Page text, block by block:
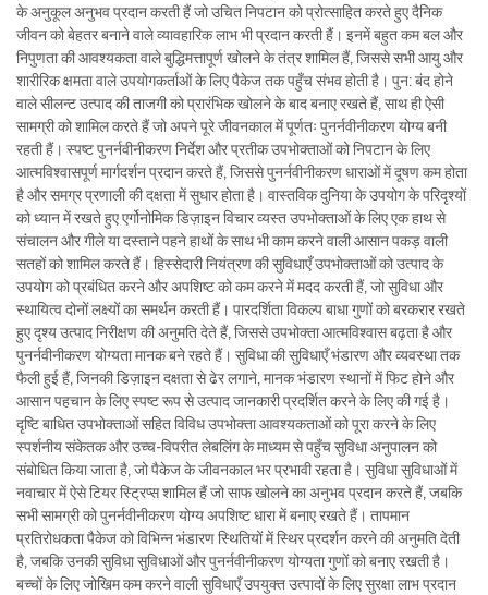
के अनुकूल अनुभव प्रदान करती हैं जो उचित निपटान को प्रोत्साहित करते हुए दैनिक
जीवन को बेहतर बनाने वाले व्यावहारिक लाभ भी प्रदान करती हैं। इनमें बहुत कम बल और
निपुणता की आवश्यकता वाले बुद्धिमत्तापूर्ण खोलने के तंत्र शामिल हैं, जिससे सभी आयु और
शारीरिक क्षमता वाले उपयोगकर्ताओं के लिए पैकेज तक पहुँच संभव होती है। पुन: बंद होने
वाले सीलन्ट उत्पाद की ताजगी को प्रारंभिक खोलने के बाद बनाए रखते हैं, साथ ही ऐसी
सामग्री को शामिल करते हैं जो अपने पूरे जीवनकाल में पूर्णतः पुनर्नवीनीकरण योग्य बनी
रहती हैं। स्पष्ट पुनर्नवीनीकरण निर्देश और प्रतीक उपभोक्ताओं को निपटान के लिए
आत्मविश्वासपूर्ण मार्गदर्शन प्रदान करते हैं, जिससे पुनर्नवीनीकरण धाराओं में दूषण कम होता
है और समग्र प्रणाली की दक्षता में सुधार होता है। वास्तविक दुनिया के उपयोग के परिदृश्यों
को ध्यान में रखते हुए एर्गोनोमिक डिज़ाइन विचार व्यस्त उपभोक्ताओं के लिए एक हाथ से
संचालन और गीले या दस्ताने पहने हाथों के साथ भी काम करने वाली आसान पकड़ वाली
सतहों को शामिल करते हैं। हिस्सेदारी नियंत्रण की सुविधाएँ उपभोक्ताओं को उत्पाद के
उपयोग को प्रबंधित करने और अपशिष्ट को कम करने में मदद करती हैं, जो सुविधा और
स्थायित्व दोनों लक्ष्यों का समर्थन करती हैं। पारदर्शिता विकल्प बाधा गुणों को बरकरार रखते
हुए दृश्य उत्पाद निरीक्षण की अनुमति देते हैं, जिससे उपभोक्ता आत्मविश्वास बढ़ता है और
पुनर्नवीनीकरण योग्यता मानक बने रहते हैं। सुविधा की सुविधाएँ भंडारण और व्यवस्था तक
फैली हुई हैं, जिनकी डिज़ाइन दक्षता से ढेर लगाने, मानक भंडारण स्थानों में फिट होने और
आसान पहचान के लिए स्पष्ट रूप से उत्पाद जानकारी प्रदर्शित करने के लिए की गई है।
दृष्टि बाधित उपभोक्ताओं सहित विविध उपभोक्ता आवश्यकताओं को पूरा करने के लिए
स्पर्शनीय संकेतक और उच्च-विपरीत लेबलिंग के माध्यम से पहुँच सुविधा अनुपालन को
संबोधित किया जाता है, जो पैकेज के जीवनकाल भर प्रभावी रहता है। सुविधा सुविधाओं में
नवाचार में ऐसे टियर स्ट्रिप्स शामिल हैं जो साफ खोलने का अनुभव प्रदान करते हैं, जबकि
सभी सामग्री को पुनर्नवीनीकरण योग्य अपशिष्ट धारा में बनाए रखते हैं। तापमान
प्रतिरोधकता पैकेज को विभिन्न भंडारण स्थितियों में स्थिर प्रदर्शन करने की अनुमति देती
है, जबकि उनकी सुविधा सुविधाओं और पुनर्नवीनीकरण योग्यता गुणों को बनाए रखती है।
बच्चों के लिए जोखिम कम करने वाली सुविधाएँ उपयुक्त उत्पादों के लिए सुरक्षा लाभ प्रदान